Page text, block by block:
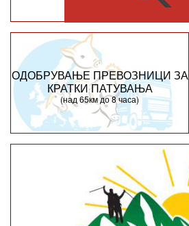
ОДОБРУВАЊЕ ПРЕВОЗНИЦИ ЗА
КРАТКИ ПАТУВАЊА
(над 65км до 8 часа)